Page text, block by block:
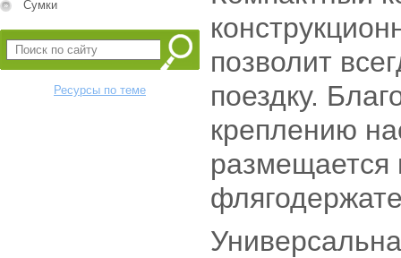
Сумки
Ресурсы по теме
позволит
поездку.
креплению
размещается